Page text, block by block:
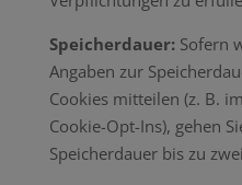
Speicherdauer: Sofern
Angaben zur
Cookies mitteilen (z. B.
Cookie-Opt-Ins), gehen
Speicherdauer bis zu